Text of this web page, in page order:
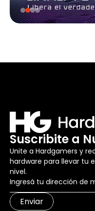
Suscribite a
Unite a Hardgamers y
hardware para llevar tu
nivel.
Enviar